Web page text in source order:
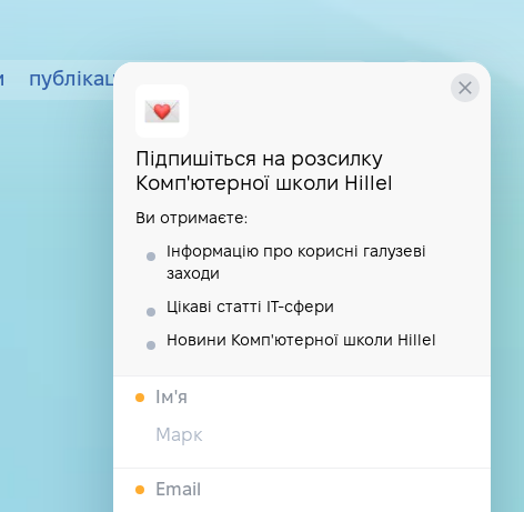
публікації
Підпишіться на розсилку
Комп'ютерної школи Hillel
Ви отримаєте:
Інформацію про корисні галузеві
заходи
Цікаві статті IT-сфери
Новини Комп'ютерної школи Hillel
Iм'я
Email